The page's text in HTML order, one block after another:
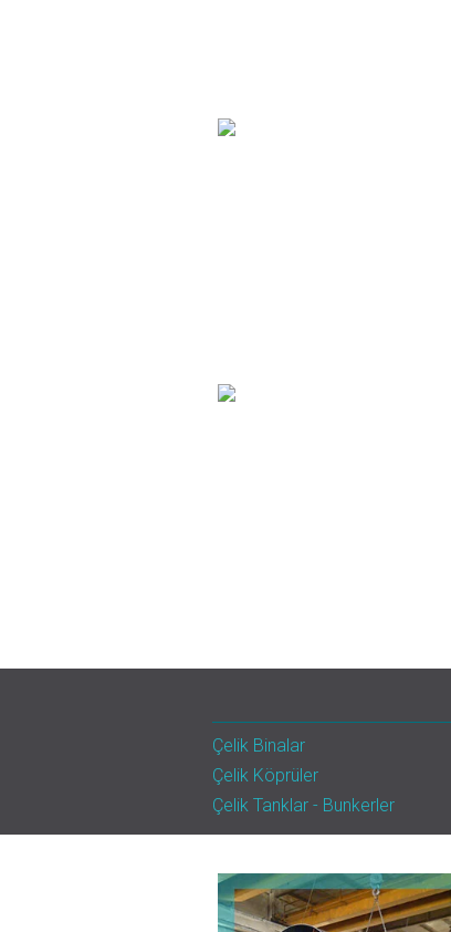
Çelik Binalar
Çelik Köprüler
Çelik Tanklar - Bunkerler